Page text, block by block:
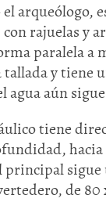
arqueólogo,
rajuelas y
paralela a
tallada y
agua aún
tiene
sigue
de 80